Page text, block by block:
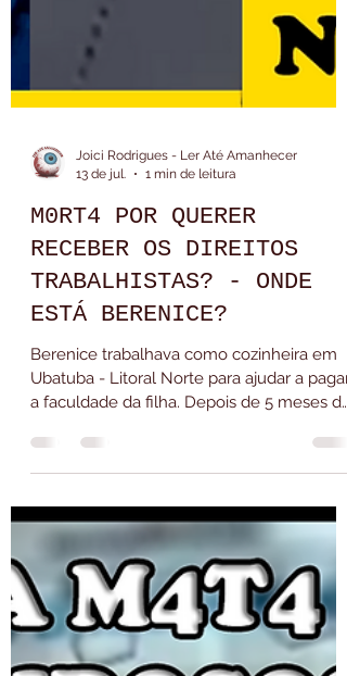
Joici Rodrigues - Ler Até Amanhecer
13 de jul.
1 min de leitura
M0RT4 POR QUERER
TRABALHISTAS? - ONDE
ESTÁ BERENICE?
Berenice trabalhava como cozinheira em
Ubatuba - Litoral Norte para ajudar a pagar
a faculdade da filha. Depois de 5 meses de
trabalho foi demitida e o pagamento dos